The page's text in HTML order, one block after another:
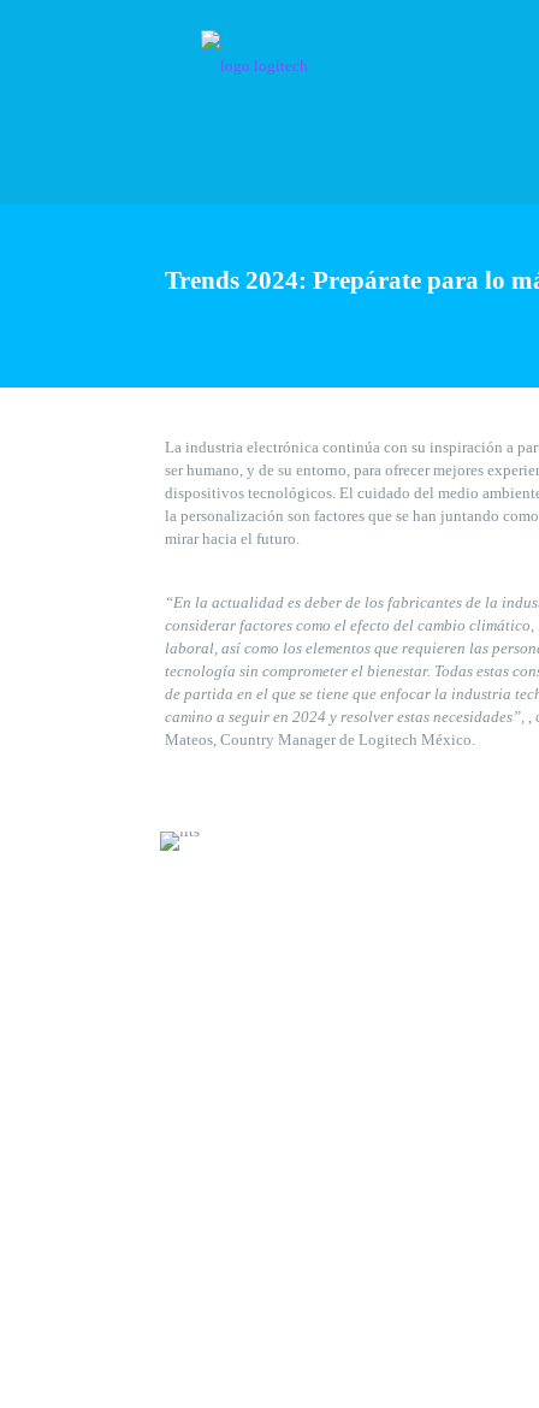
Trends 2024: Prepárate para lo
La industria electrónica continúa con su inspiración a
ser humano, y de su entorno, para ofrecer mejores
dispositivos tecnológicos. El cuidado del medio
la personalización son factores que se han juntando
mirar hacia el futuro.
“En la actualidad es deber de los fabricantes de la
considerar factores como el efecto del cambio
laboral, así como los elementos que requieren las
tecnología sin comprometer el bienestar. Todas estas
de partida en el que se tiene que enfocar la industria
camino a seguir en 2024 y resolver estas necesidades”, ,
Mateos, Country Manager de Logitech México.